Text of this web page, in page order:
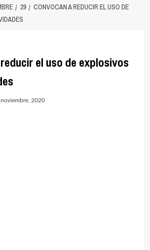
29
CONVOCAN A REDUCIR EL USO DE
el uso de explosivos
2020